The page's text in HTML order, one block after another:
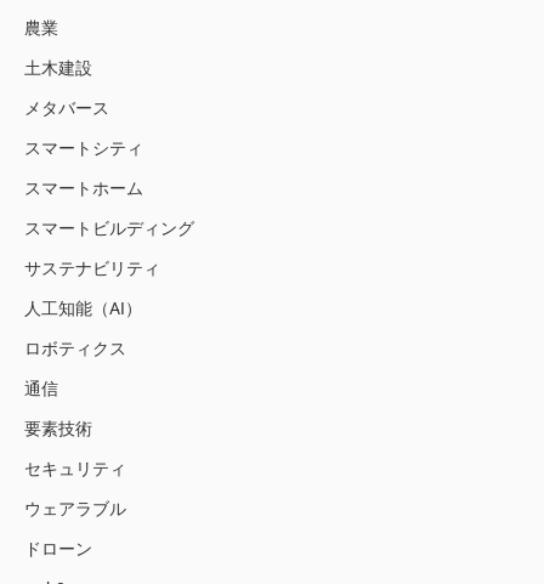
農業
土木建設
メタバース
スマートシティ
スマートホーム
スマートビルディング
サステナビリティ
人工知能（AI）
ロボティクス
通信
要素技術
セキュリティ
ウェアラブル
ドローン